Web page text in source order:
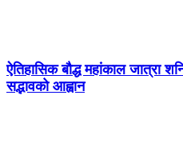
ऐतिहासिक बौद्ध महांकाल जात्रा
सद्भावको आह्वान